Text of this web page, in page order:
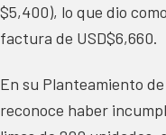
$5,400), lo que dio
factura de USD$6,660.
En su Planteamiento
reconoce haber